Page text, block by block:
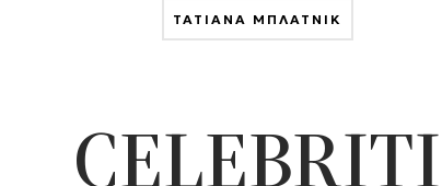
ΤΑΤΙΑΝΑ ΜΠΛΑΤΝΙΚ